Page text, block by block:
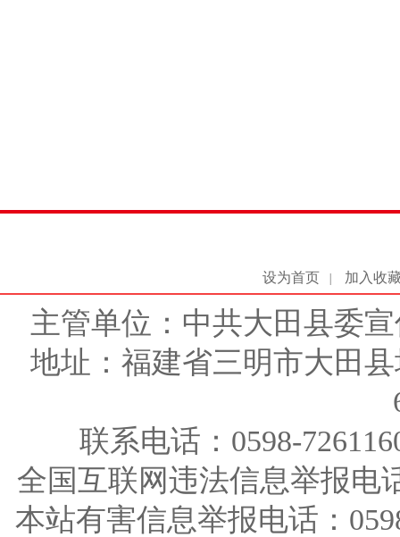
设为首页 加入收
主管单位：中共大田县委
地址：福建省三明市大田
联系电话：0598-
全国互联网违法信息举报电
本站有害信息举报电话：